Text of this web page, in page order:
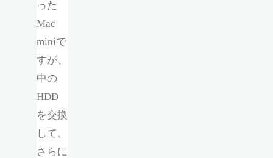
った
Mac
miniで
すが、
中の
HDD
を交換
して、
さらに